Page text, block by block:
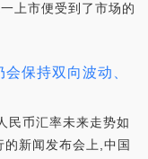
上市便受到了市场的
保持双向波动、
民币汇率未来走势如
新闻发布会上,中国